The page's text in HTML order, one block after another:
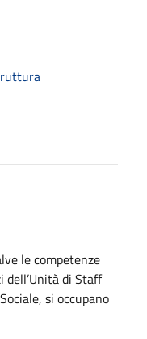
le competenze
di Staff
si occupano